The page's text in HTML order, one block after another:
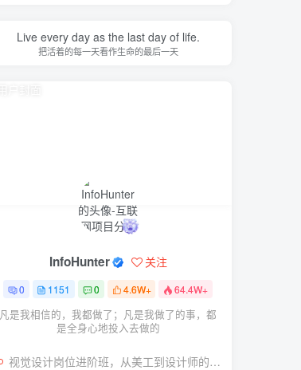
Live every day as the last day of life.
把活着的每一天看作生命的最后一天
InfoHunter 关注
0 1151 0 4.6W+ 64.4W+
凡是我相信的，我都做了；凡是我做了的事，都
是全身心地投入去做的
视觉设计岗位进阶班，从美工到设计师的蜕变（4节视频课程）